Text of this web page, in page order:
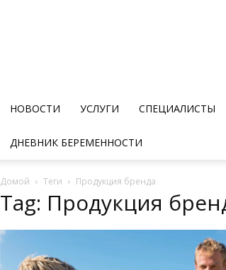
НОВОСТИ УСЛУГИ СПЕЦИАЛИСТЫ
ДНЕВНИК БЕРЕМЕННОСТИ
Домой Теги Продукция бренда
Tag: Продукция